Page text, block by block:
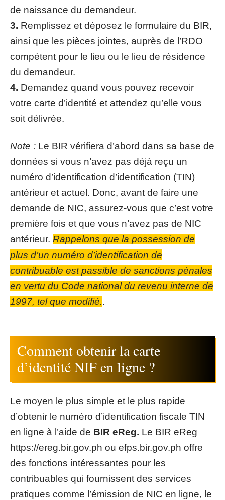
de naissance du demandeur.
3. Remplissez et déposez le formulaire du BIR,
ainsi que les pièces jointes, auprès de l’RDO
compétent pour le lieu ou le lieu de résidence
du demandeur.
4. Demandez quand vous pouvez recevoir
votre carte d’identité et attendez qu’elle vous
soit délivrée.
Note : Le BIR vérifiera d’abord dans sa base de
données si vous n’avez pas déjà reçu un
numéro d’identification d’identification (TIN)
antérieur et actuel. Donc, avant de faire une
demande de NIC, assurez-vous que c’est votre
première fois et que vous n’avez pas de NIC
antérieur. Rappelons que la possession de
plus d’un numéro d’identification de
contribuable est passible de sanctions pénales
en vertu du Code national du revenu interne de
1997, tel que modifié..
Comment obtenir la carte
d’identité NIF en ligne ?
Le moyen le plus simple et le plus rapide
d’obtenir le numéro d’identification fiscale TIN
en ligne à l’aide de BIR eReg. Le BIR eReg
https://ereg.bir.gov.ph ou efps.bir.gov.ph offre
des fonctions intéressantes pour les
contribuables qui fournissent des services
pratiques comme l’émission de NIC en ligne, le